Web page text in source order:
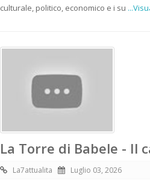
culturale, politico, economico e i su
La Torre di Babele - Il
La7attualita Luglio 03, 2026